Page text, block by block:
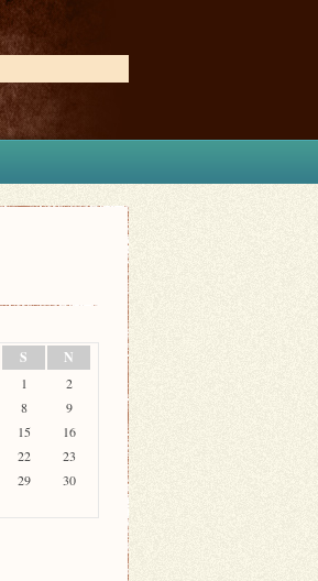
S N
1
2
8
9
15
16
22
23
29
30